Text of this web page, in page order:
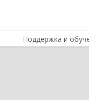
Поддержка и